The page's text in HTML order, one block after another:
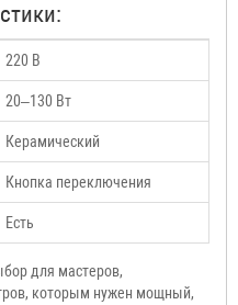
220 В
20–130 Вт
Керамический
Кнопка переключения
Есть
для мастеров,
которым нужен мощный,